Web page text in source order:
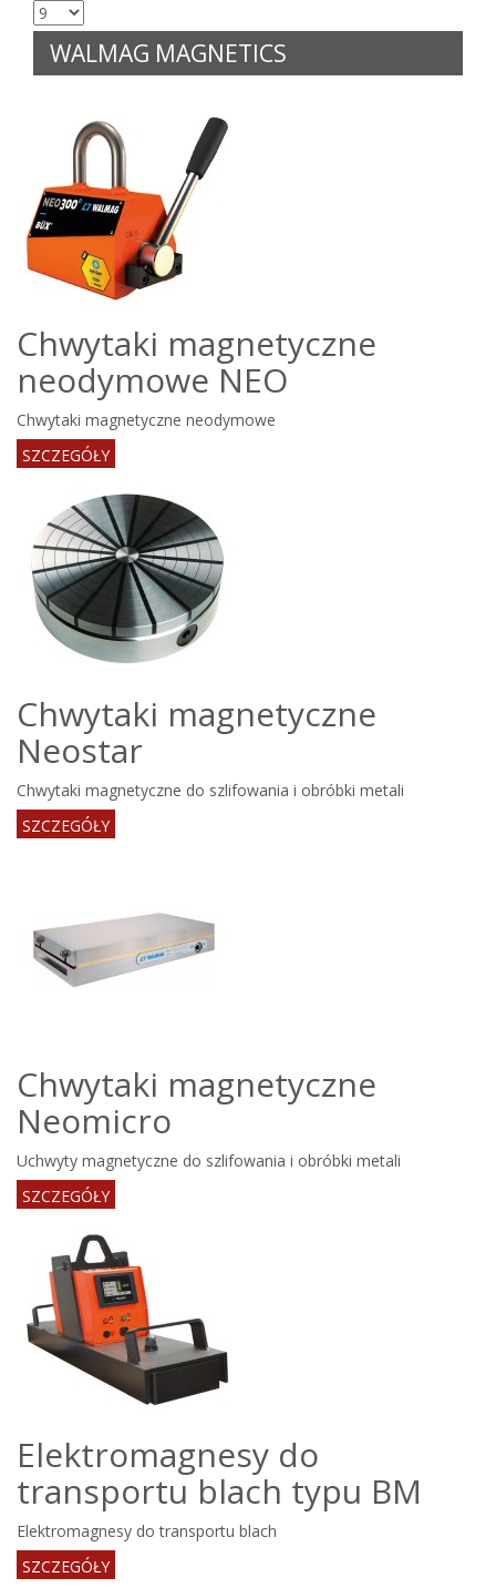
WALMAG MAGNETICS
Chwytaki magnetyczne
neodymowe NEO
Chwytaki magnetyczne neodymowe
SZCZEGÓŁY
Chwytaki magnetyczne
Neostar
Chwytaki magnetyczne do szlifowania i obróbki metali
SZCZEGÓŁY
Chwytaki magnetyczne
Neomicro
Uchwyty magnetyczne do szlifowania i obróbki metali
SZCZEGÓŁY
Elektromagnesy do
transportu blach typu BM
Elektromagnesy do transportu blach
SZCZEGÓŁY